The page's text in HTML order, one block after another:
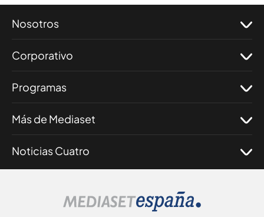
Nosotros
Corporativo
Programas
Más de Mediaset
Noticias Cuatro